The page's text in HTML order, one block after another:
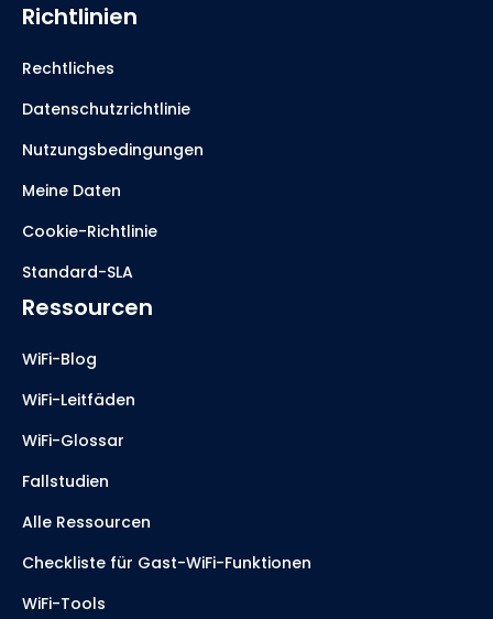
Richtlinien
Rechtliches
Datenschutzrichtlinie
Nutzungsbedingungen
Meine Daten
Cookie-Richtlinie
Standard-SLA
Ressourcen
WiFi-Blog
WiFi-Leitfäden
WiFi-Glossar
Fallstudien
Alle Ressourcen
Checkliste für Gast-WiFi-Funktionen
WiFi-Tools